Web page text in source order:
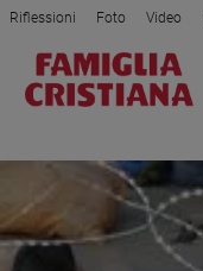
Attualità
Mondo
Economia
Riflessioni Foto Video
Privacy Policy Chi siamo
Registrati Redazione